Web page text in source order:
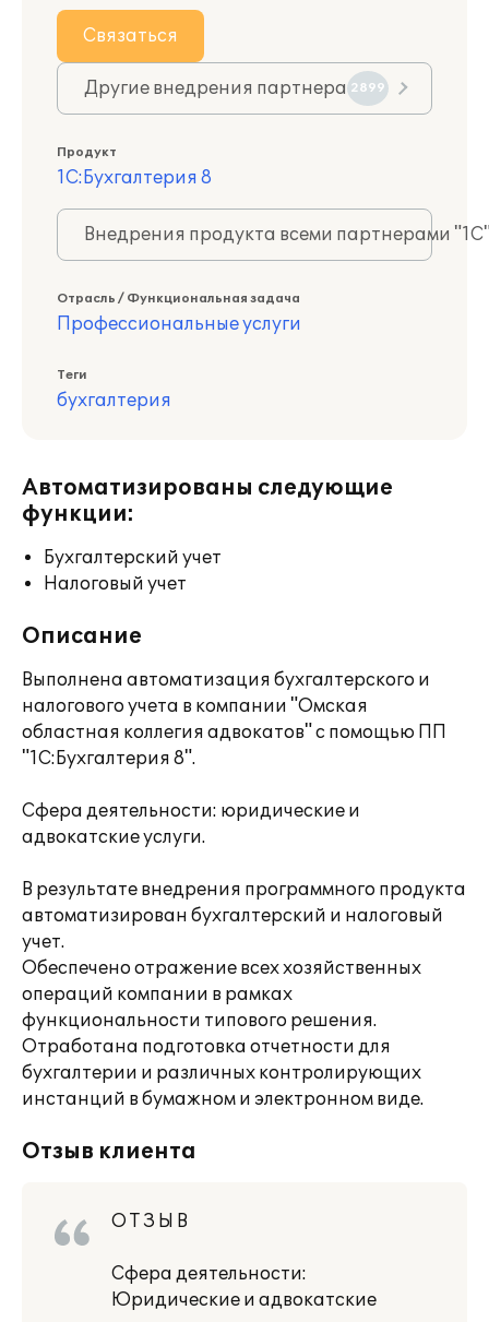
Связаться
Другие внедрения партнера 2899
Продукт
1С:Бухгалтерия 8
Внедрения продукта всеми партнерами
Отрасль / Функциональная задача
Профессиональные услуги
Теги
бухгалтерия
Автоматизированы следующие
функции:
Бухгалтерский учет
Налоговый учет
Описание
Выполнена автоматизация бухгалтерского и
налогового учета в компании "Омская
областная коллегия адвокатов" с помощью ПП
"1С:Бухгалтерия 8".
Сфера деятельности: юридические и
адвокатские услуги.
В результате внедрения программного продукта
автоматизирован бухгалтерский и налоговый
учет.
Обеспечено отражение всех хозяйственных
операций компании в рамках
функциональности типового решения.
Отработана подготовка отчетности для
бухгалтерии и различных контролирующих
инстанций в бумажном и электронном виде.
Отзыв клиента
О Т З Ы В
Cфера деятельности:
Юридические и адвокатские